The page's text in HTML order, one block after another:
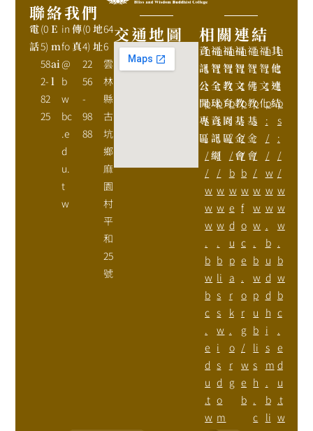
聯絡我們
電
話
(0
5)
58
2-
82
25
E
m
ai
l
in
fo
@
b
w
bc
.e
d
u.
t
w
傳
真
(0
4)
22
56
-
98
88
地
址
64
6
雲
林
縣
古
坑
鄉
麻
園
村
平
和
25
號
交通地圖 相關連結
資
訊
公
開
專
區
h
t
t
p
s
:
/
/
w
w
w
.
b
w
b
c
.
e
d
u
.t
w
福
智
全
球
資
訊
網
h
t
t
p
s
:
/
/
w
w
w
.
b
li
s
s
w
i
s
d
o
m
福
智
教
育
園
區
h
t
t
p
:
/
/
b
w
e
d
u
p
a
r
k
.
o
r
g
福
智
文
教
基
金
會
h
t
t
p
:
/
/
b
w
f
o
c
e
.
o
r
g
/
w
e
b
福
智
佛
教
基
金
會
h
t
t
p
s
:
/
/
w
w
w
.
b
w
p
u
b
li
s
h
.
c
福
智
文
化
h
t
t
p
:
/
/
w
w
w
.
b
u
d
d
h
i
s
m
.
b
li
其
他
連
結
h
t
t
p
s
:
/
/
w
w
w
.
b
w
b
c
.
e
d
u
.t
w